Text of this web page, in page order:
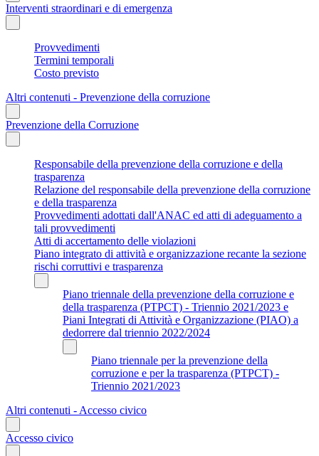
Interventi straordinari e di emergenza
Provvedimenti
Termini temporali
Costo previsto
Altri contenuti - Prevenzione della corruzione
Prevenzione della Corruzione
Responsabile della prevenzione della corruzione e della
trasparenza
Relazione del responsabile della prevenzione della corruzione
e della trasparenza
Provvedimenti adottati dall'ANAC ed atti di adeguamento a
tali provvedimenti
Atti di accertamento delle violazioni
Piano integrato di attività e organizzazione recante la sezione
rischi corruttivi e trasparenza
Piano triennale della prevenzione della corruzione e
della trasparenza (PTPCT) - Triennio 2021/2023 e
Piani Integrati di Attività e Organizzazione (PIAO) a
dedorrere dal triennio 2022/2024
Piano triennale per la prevenzione della
corruzione e per la trasparenza (PTPCT) -
Triennio 2021/2023
Altri contenuti - Accesso civico
Accesso civico